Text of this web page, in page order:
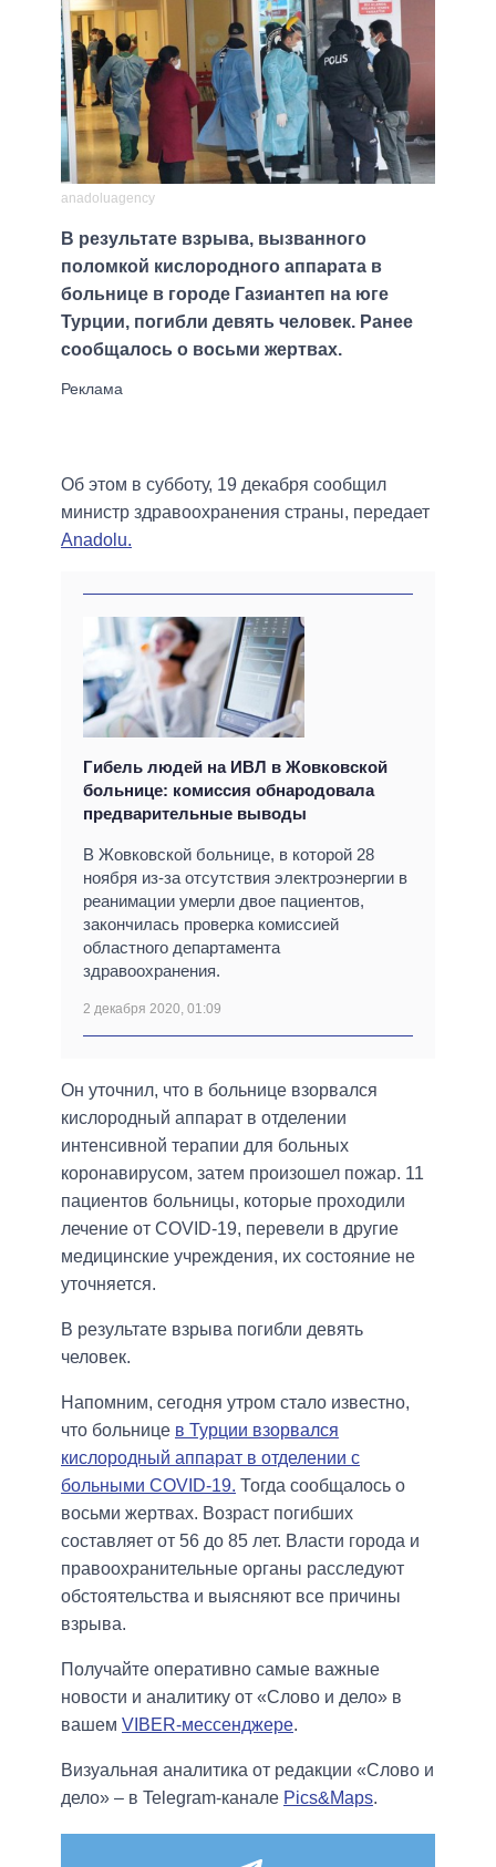
anadoluagency
В результате взрыва, вызванного
поломкой кислородного аппарата в
больнице в городе Газиантеп на юге
Турции, погибли девять человек. Ранее
сообщалось о восьми жертвах.
Об этом в субботу, 19 декабря сообщил
министр здравоохранения страны, передает
Anadolu.
Гибель людей на ИВЛ в Жовковской
больнице: комиссия обнародовала
предварительные выводы
В Жовковской больнице, в которой 28
ноября из-за отсутствия электроэнергии в
реанимации умерли двое пациентов,
закончилась проверка комиссией
областного департамента
здравоохранения.
2 декабря 2020, 01:09
Он уточнил, что в больнице взорвался
кислородный аппарат в отделении
интенсивной терапии для больных
коронавирусом, затем произошел пожар. 11
пациентов больницы, которые проходили
лечение от COVID-19, перевели в другие
медицинские учреждения, их состояние не
уточняется.
В результате взрыва погибли девять
человек.
Напомним, сегодня утром стало известно,
что больнице в Турции взорвался
кислородный аппарат в отделении с
больными COVID-19. Тогда сообщалось о
восьми жертвах. Возраст погибших
составляет от 56 до 85 лет. Власти города и
правоохранительные органы расследуют
обстоятельства и выясняют все причины
взрыва.
Получайте оперативно самые важные
новости и аналитику от «Слово и дело» в
вашем VIBER-мессенджере.
Визуальная аналитика от редакции «Слово и
дело» – в Telegram-канале Pics&Maps.